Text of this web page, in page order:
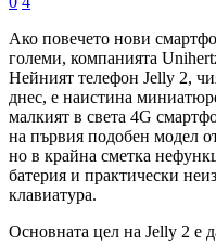
Ако повечето нови
големи, компанията
Нейният телефон Jelly 2,
днес, е наистина
малкият в света 4G
на първия подобен модел
но в крайна сметка
батерия и практически
клавиатура.
Основната цел на Jelly 2 е